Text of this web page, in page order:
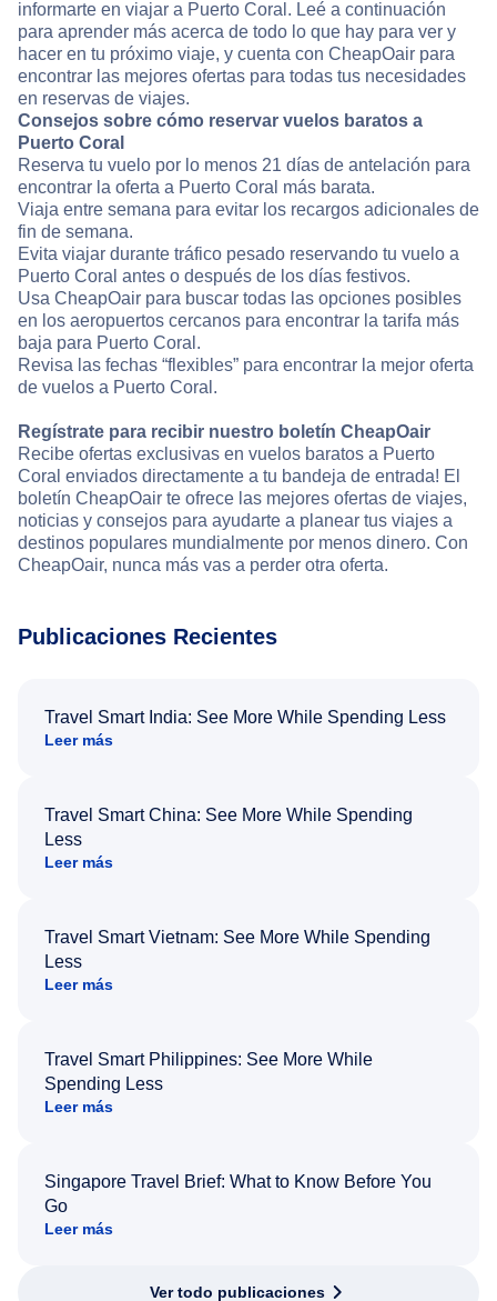
informarte en viajar a Puerto Coral. Leé a continuación
para aprender más acerca de todo lo que hay para ver y
hacer en tu próximo viaje, y cuenta con CheapOair para
encontrar las mejores ofertas para todas tus necesidades
en reservas de viajes.
Consejos sobre cómo reservar vuelos baratos a
Puerto Coral
Reserva tu vuelo por lo menos 21 días de antelación para
encontrar la oferta a Puerto Coral más barata.
Viaja entre semana para evitar los recargos adicionales de
fin de semana.
Evita viajar durante tráfico pesado reservando tu vuelo a
Puerto Coral antes o después de los días festivos.
Usa CheapOair para buscar todas las opciones posibles
en los aeropuertos cercanos para encontrar la tarifa más
baja para Puerto Coral.
Revisa las fechas “flexibles” para encontrar la mejor oferta
de vuelos a Puerto Coral.
Regístrate para recibir nuestro boletín CheapOair
Recibe ofertas exclusivas en vuelos baratos a Puerto
Coral enviados directamente a tu bandeja de entrada! El
boletín CheapOair te ofrece las mejores ofertas de viajes,
noticias y consejos para ayudarte a planear tus viajes a
destinos populares mundialmente por menos dinero. Con
CheapOair, nunca más vas a perder otra oferta.
Publicaciones Recientes
Travel Smart India: See More While Spending Less
Leer más
Travel Smart China: See More While Spending
Less
Leer más
Travel Smart Vietnam: See More While Spending
Less
Leer más
Travel Smart Philippines: See More While
Spending Less
Leer más
Singapore Travel Brief: What to Know Before You
Go
Leer más
Ver todo publicaciones